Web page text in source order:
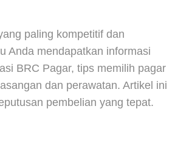
paling kompetitif dan
Anda mendapatkan informasi
BRC Pagar, tips memilih pagar
dan perawatan. Artikel ini
pembelian yang tepat.